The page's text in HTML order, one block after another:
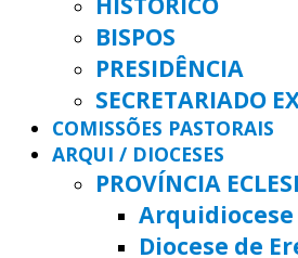
BISPOS
PRESIDÊNCIA
SECRETARIADO
COMISSÕES PASTORAIS
ARQUI / DIOCESES
PROVÍNCIA
Arquidiocese
Diocese de